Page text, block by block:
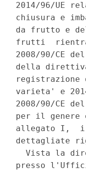
2014/96/UE
chiusura e
da frutto e
frutti
2008/90/CE
della
varieta' e
2008/90/CE
per il
allegato I,
dettagliate
Vista la
presso